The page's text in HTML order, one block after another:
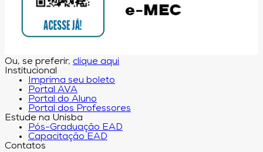
Ou, se preferir, clique aqui
Institucional
Imprima seu boleto
Portal AVA
Portal do Aluno
Portal dos Professores
Estude na Unisba
Pós-Graduação EAD
Capacitação EAD
Contatos